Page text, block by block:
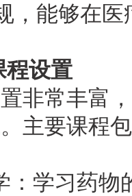
，能够在
程设置
非常丰富
主要课程
学习药物